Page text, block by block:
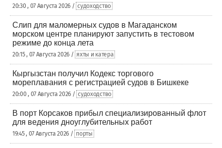
20:30 , 07 Августа 2026 / судоходство
Слип для маломерных судов в Магаданском
морском центре планируют запустить в тестовом
режиме до конца лета
20:15 , 07 Августа 2026 / яхты и катера
Кыргызстан получил Кодекс торгового
мореплавания с регистрацией судов в Бишкеке
20:00 , 07 Августа 2026 / судоходство
В порт Корсаков прибыл специализированный флот
для ведения дноуглубительных работ
19:45 , 07 Августа 2026 / порты